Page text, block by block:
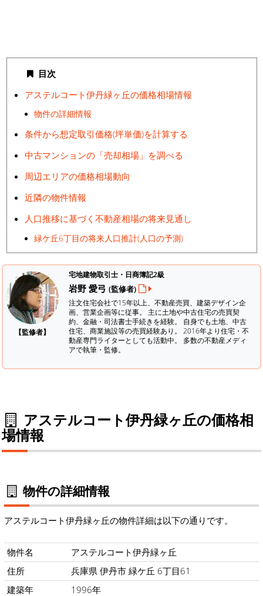
目次
アステルコート伊丹緑ヶ丘の価格相場情報
物件の詳細情報
条件から想定取引価格(坪単価)を計算する
中古マンションの「売却相場」を調べる
周辺エリアの価格相場動向
近隣の物件情報
人口推移に基づく不動産相場の将来見通し
緑ケ丘6丁目の将来人口推計(人口の予測)
【監修者】
宅地建物取引士・日商簿記2級
岩野 愛弓 (監修者)
注文住宅会社で15年以上、不動産売買、建築デザイン企
画、営業企画等に従事。 主に土地や中古住宅の売買契
約、金融・司法書士手続きを経験。 自身でも土地、中古
住宅、商業施設等の売買経験あり。 2016年より住宅・不
動産専門ライターとしても活動中。 多数の不動産メディ
アで執筆・監修。
アステルコート伊丹緑ヶ丘の価格相
場情報
物件の詳細情報
アステルコート伊丹緑ヶ丘の物件詳細は以下の通りです。
物件名
アステルコート伊丹緑ヶ丘
住所
兵庫県 伊丹市 緑ケ丘 6丁目61
建築年
1996年